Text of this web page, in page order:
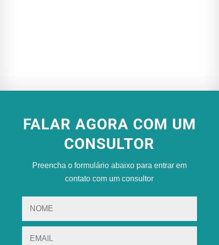
FALAR AGORA COM UM
CONSULTOR
Preencha o formulário abaixo para entrar em
contato com um consultor